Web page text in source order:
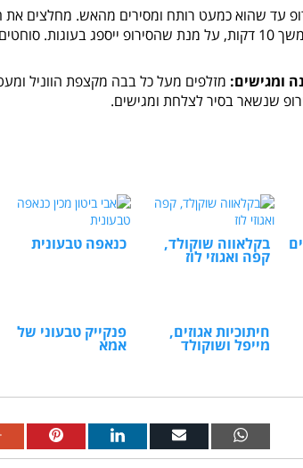
עד שהוא כמעט רותח ומסירים מהאש. מחלצים את
ומניחים בסירופ למשך 10 דקות, על מנת שהסירופ ייספג
ומגישים: מזלפים מעל כל בבה מקצפת הווניל
שנשאר בסיר לצלחת ומגישים.
בקלאווה שוקולד,
קפה ואגוזי לוז
כנאפה טבעונית
חיתוכיות אגוזים,
מייפל ושוקולד
פנקייק טבעוני של
אמא